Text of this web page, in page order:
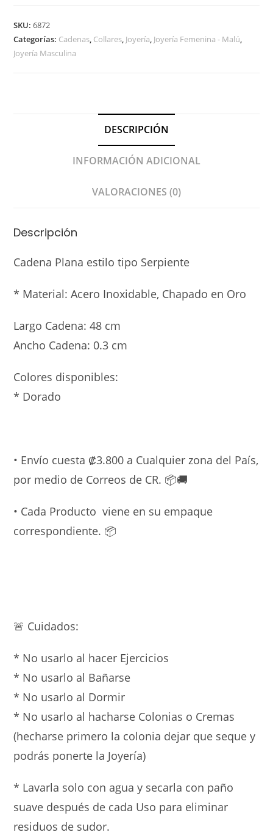
SKU:6872
Categorías: Cadenas, Collares, Joyería, Joyería Femenina - Malú,
Joyería Masculina
DESCRIPCIÓN
INFORMACIÓN ADICIONAL
VALORACIONES (0)
Descripción
Cadena Plana estilo tipo Serpiente
* Material: Acero Inoxidable, Chapado en Oro
Largo Cadena: 48 cm
Ancho Cadena: 0.3 cm
Colores disponibles:
* Dorado
• Envío cuesta ₡3.800 a Cualquier zona del País,
por medio de Correos de CR. 📦🚚
• Cada Producto viene en su empaque
correspondiente. 📦
🚨 Cuidados:
* No usarlo al hacer Ejercicios
* ⁠No usarlo al Bañarse
* ⁠No usarlo al Dormir
* ⁠No usarlo al hacharse Colonias o Cremas
(hecharse primero la colonia dejar que seque y
podrás ponerte la Joyería)
* Lavarla solo con agua y secarla con paño
suave después de cada Uso para eliminar
residuos de sudor.